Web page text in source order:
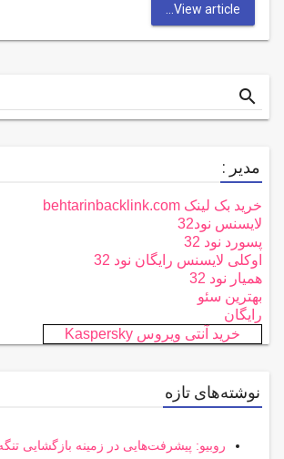
View article...
Search
for
search
مدیر :
خرید بک لینک behtarinbacklink.com
لایسنس نود32
پسورد نود 32
اوکلی لایسنس رایگان نود 32
همیار نود 32
بهترین سئو
رایگان
خرید آنتی ویروس Kaspersky
نوشته‌های تازه
روبیو: پیشرفت‌هایی در زمینه بازگشایی